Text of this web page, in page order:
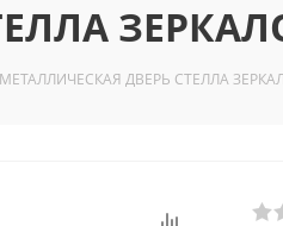
МЕТАЛЛИЧЕСКАЯ ДВЕРЬ СТЕЛЛА